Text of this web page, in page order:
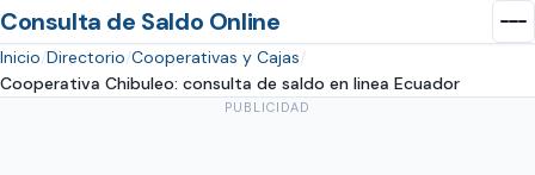
Consulta de Saldo Online
Inicio Directorio Cooperativas y Cajas
Cooperativa Chibuleo: consulta de saldo en linea Ecuador
PUBLICIDAD